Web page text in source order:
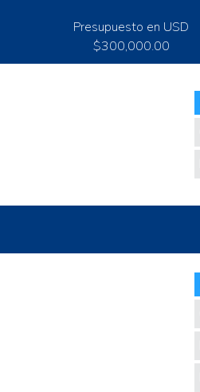
Presupuesto en USD
$300,000.00